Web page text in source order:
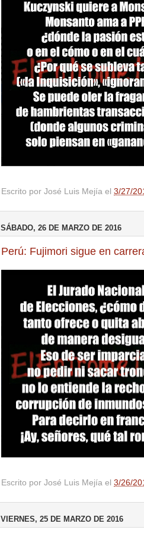
Escrito por José Luis Mejía el 3/27/
SÁBADO, 26 DE MARZO DE 2016
Perú: Fujimori sigue en
Escrito por José Luis Mejía el 3/26/
VIERNES, 25 DE MARZO DE 2016